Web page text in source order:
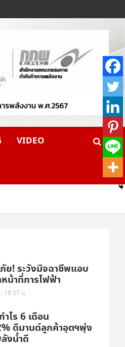
VIDEO
ย! ระวังมิจฉาชีพแอบ
หน้าที่การไฟฟ้า
18:57 น.
ำไร 6 เดือน
ดีมานด์ลูกค้าอุตฯพุ่ง
งน้ำดี